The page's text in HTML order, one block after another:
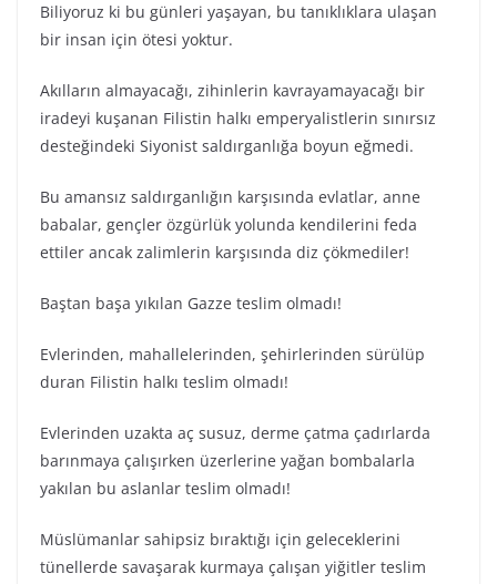
Biliyoruz ki bu günleri yaşayan, bu tanıklıklara ulaşan
bir insan için ötesi yoktur.
Akılların almayacağı, zihinlerin kavrayamayacağı bir
iradeyi kuşanan Filistin halkı emperyalistlerin sınırsız
desteğindeki Siyonist saldırganlığa boyun eğmedi.
Bu amansız saldırganlığın karşısında evlatlar, anne
babalar, gençler özgürlük yolunda kendilerini feda
ettiler ancak zalimlerin karşısında diz çökmediler!
Baştan başa yıkılan Gazze teslim olmadı!
Evlerinden, mahallelerinden, şehirlerinden sürülüp
duran Filistin halkı teslim olmadı!
Evlerinden uzakta aç susuz, derme çatma çadırlarda
barınmaya çalışırken üzerlerine yağan bombalarla
yakılan bu aslanlar teslim olmadı!
Müslümanlar sahipsiz bıraktığı için geleceklerini
tünellerde savaşarak kurmaya çalışan yiğitler teslim